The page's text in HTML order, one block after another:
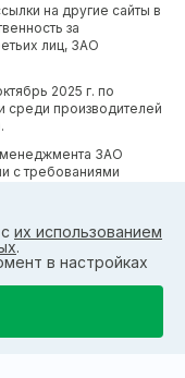
на другие сайты в
за
лиц, ЗАО
2025 г. по
производителей
ЗАО
с требованиями
их использованием
.
в настройках